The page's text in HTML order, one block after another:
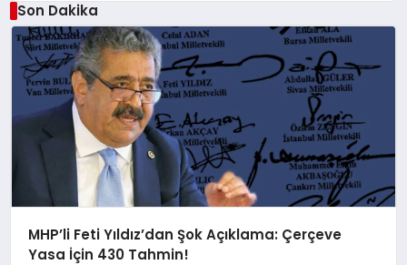
Son Dakika
MHP’li Feti Yıldız’dan Şok Açıklama: Çerçeve
Yasa İçin 430 Tahmin!